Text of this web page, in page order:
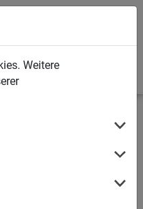
Weitere
8 m